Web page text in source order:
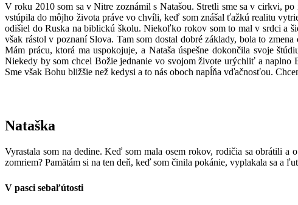
V roku 2010 som sa v Nitre zoznámil s Natašou. Stretli sme sa v cirkvi,
vstúpila do môjho života práve vo chvíli, keď som znášal ťažkú realitu
odišiel do Ruska na biblickú školu. Niekoľko rokov som to mal v srdci a
však rástol v poznaní Slova. Tam som dostal dobré základy, bola to
Mám prácu, ktorá ma uspokojuje, a Nataša úspešne dokončila svoje
Niekedy by som chcel Božie jednanie vo svojom živote urýchliť a naplno
Sme však Bohu bližšie než kedysi a to nás oboch napĺňa vďačnosťou.
Nataška
Vyrastala som na dedine. Keď som mala osem rokov, rodičia sa obrátili
zomriem? Pamätám si na ten deň, keď som činila pokánie, vyplakala sa a
V pasci sebaľútosti